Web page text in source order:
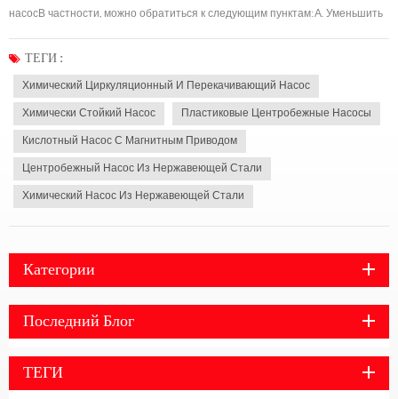
насосВ частности, можно обратиться к следующим пунктам:А. Уменьшить
эксплуатации выпускной клапан, сливной клапан и выпускной клапан
корпуса насоса системы водоснабжен...
ТЕГИ :
Химический Циркуляционный И Перекачивающий Насос
Химически Стойкий Насос Пластиковые Центробежные Насосы
Кислотный Насос С Магнитным Приводом
Центробежный Насос Из Нержавеющей Стали
Химический Насос Из Нержавеющей Стали
Категории
Последний Блог
ТЕГИ